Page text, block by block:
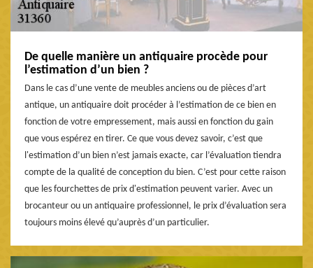
De quelle manière un antiquaire procède pour
l’estimation d’un bien ?
Dans le cas d’une vente de meubles anciens ou de pièces d’art
antique, un antiquaire doit procéder à l’estimation de ce bien en
fonction de votre empressement, mais aussi en fonction du gain
que vous espérez en tirer. Ce que vous devez savoir, c’est que
l'estimation d’un bien n’est jamais exacte, car l’évaluation tiendra
compte de la qualité de conception du bien. C’est pour cette raison
que les fourchettes de prix d'estimation peuvent varier. Avec un
brocanteur ou un antiquaire professionnel, le prix d’évaluation sera
toujours moins élevé qu’auprès d’un particulier.